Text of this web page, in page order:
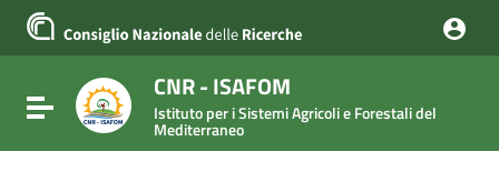
Vai ai contenuti
Vai al menu di navigazione
Vai al footer
Attiva / disattiva la navigazione
CNR - ISAFOM
Istituto per i Sistemi Agricoli e Forestali del
Mediterraneo